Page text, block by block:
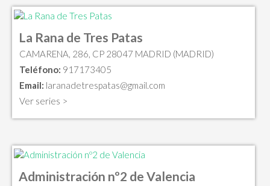
La Rana de Tres Patas
CAMARENA, 286, CP 28047 MADRID (MADRID)
Teléfono: 917173405
Email: laranadetrespatas@gmail.com
Ver series >
Administración nº2 de Valencia